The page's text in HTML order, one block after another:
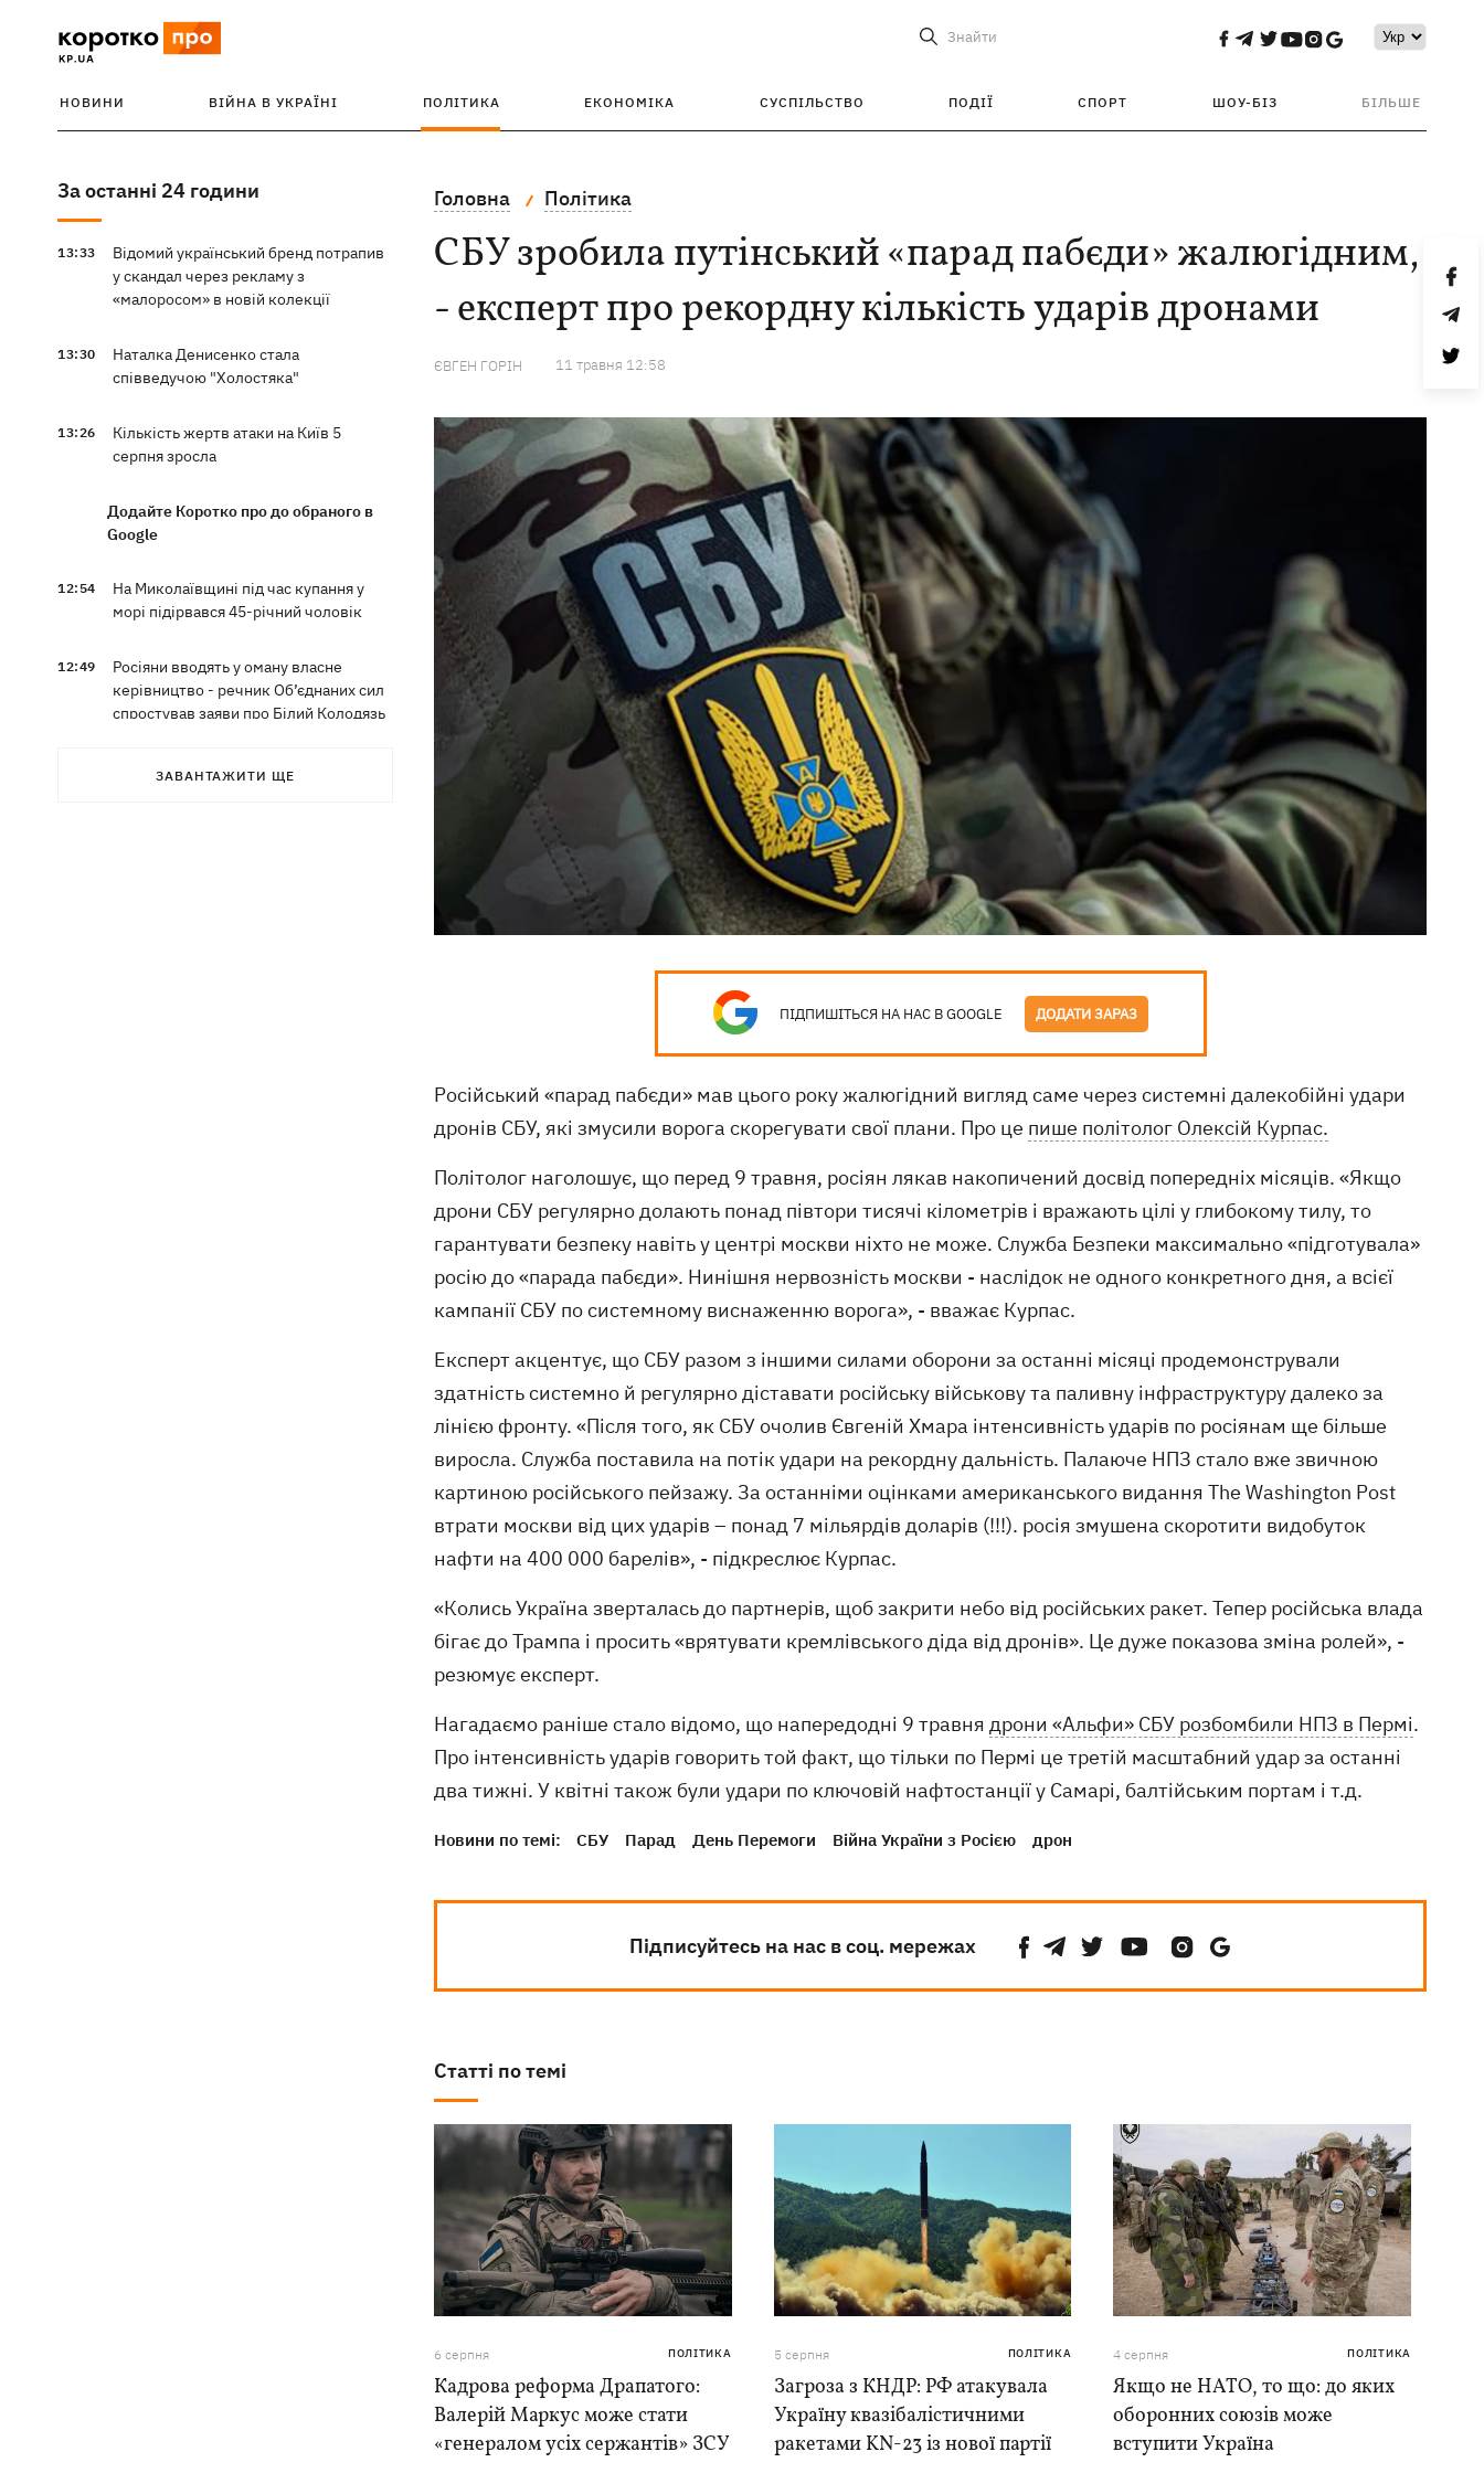
Знайти
НОВИНИ ВІЙНА В УКРАЇНІ ПОЛІТИКА ЕКОНОМІКА СУСПІЛЬСТВО ПОДІЇ СПОРТ ШОУ-БІЗ БІЛЬШЕ
За останні 24 години
13:33
Відомий український бренд потрапив
у скандал через рекламу з
«малоросом» в новій колекції
13:30
Наталка Денисенко стала
співведучою "Холостяка"
13:26
Кількість жертв атаки на Київ 5
серпня зросла
Додайте Коротко про до обраного в
Google
12:54
На Миколаївщині під час купання у
морі підірвався 45-річний чоловік
12:49
Росіяни вводять у оману власне
керівництво - речник Об’єднаних сил
спростував заяви про Білий Колодязь
Наталя Могилевська вперше стане
ЗАВАНТАЖИТИ ЩЕ
Головна Політика
СБУ зробила путінський «парад пабєди» жалюгідним,
- експерт про рекордну кількість ударів дронами
ЄВГЕН ГОРІН 11 травня 12:58
ПІДПИШІТЬСЯ НА НАС В GOOGLE ДОДАТИ ЗАРАЗ
Російський «парад пабєди» мав цього року жалюгідний вигляд саме через системні далекобійні удари
дронів СБУ, які змусили ворога скорегувати свої плани. Про це пише політолог Олексій Курпас.
Політолог наголошує, що перед 9 травня, росіян лякав накопичений досвід попередніх місяців. «Якщо
дрони СБУ регулярно долають понад півтори тисячі кілометрів і вражають цілі у глибокому тилу, то
гарантувати безпеку навіть у центрі москви ніхто не може. Служба Безпеки максимально «підготувала»
росію до «парада пабєди». Нинішня нервозність москви - наслідок не одного конкретного дня, а всієї
кампанії СБУ по системному виснаженню ворога», - вважає Курпас.
Експерт акцентує, що СБУ разом з іншими силами оборони за останні місяці продемонстрували
здатність системно й регулярно діставати російську військову та паливну інфраструктуру далеко за
лінією фронту. «Після того, як СБУ очолив Євгеній Хмара інтенсивність ударів по росіянам ще більше
виросла. Служба поставила на потік удари на рекордну дальність. Палаюче НПЗ стало вже звичною
картиною російського пейзажу. За останніми оцінками американського видання The Washington Post
втрати москви від цих ударів – понад 7 мільярдів доларів (!!!). росія змушена скоротити видобуток
нафти на 400 000 барелів», - підкреслює Курпас.
«Колись Україна зверталась до партнерів, щоб закрити небо від російських ракет. Тепер російська влада
бігає до Трампа і просить «врятувати кремлівського діда від дронів». Це дуже показова зміна ролей», -
резюмує експерт.
Нагадаємо раніше стало відомо, що напередодні 9 травня дрони «Альфи» СБУ розбомбили НПЗ в Пермі.
Про інтенсивність ударів говорить той факт, що тільки по Пермі це третій масштабний удар за останні
два тижні. У квітні також були удари по ключовій нафтостанції у Самарі, балтійським портам і т.д.
Новини по темі: СБУ Парад День Перемоги Війна України з Росією дрон
Підписуйтесь на нас в соц. мережах
Статті по темі
6 серпня ПОЛІТИКА
Кадрова реформа Драпатого:
Валерій Маркус може стати
«генералом усіх сержантів» ЗСУ
5 серпня ПОЛІТИКА
Загроза з КНДР: РФ атакувала
Україну квазібалістичними
ракетами KN-23 із нової партії
4 серпня ПОЛІТИКА
Якщо не НАТО, то що: до яких
оборонних союзів може
вступити Україна